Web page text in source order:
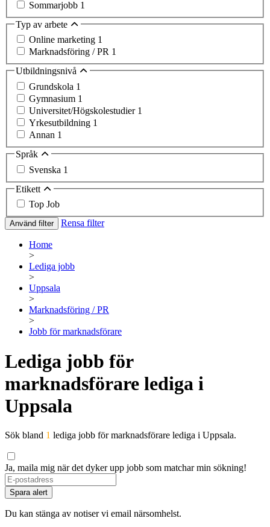
Sommarjobb 1
Typ av arbete
Online marketing 1
Marknadsföring / PR 1
Utbildningsnivå
Grundskola 1
Gymnasium 1
Universitet/Högskolestudier 1
Yrkesutbildning 1
Annan 1
Språk
Svenska 1
Etikett
Top Job
Använd filter Rensa filter
Home
>
Lediga jobb
>
Uppsala
>
Marknadsföring / PR
>
Jobb för marknadsförare
Lediga jobb för
marknadsförare lediga i
Uppsala
Sök bland 1 lediga jobb för marknadsförare lediga i Uppsala.
Ja, maila mig när det dyker upp jobb som matchar min sökning!
If
you
are
a
Spara alert
Du kan stänga av notiser vi email närsomhelst.